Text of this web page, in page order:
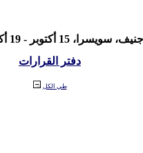
سويسرا، 15 أكتوبر - 19 أكتوبر 2007)
دفتر القرارات
طي الكل